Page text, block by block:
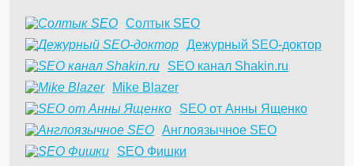
Солтык SEO
Дежурный SEO-доктор
SEO канал Shakin.ru
Mike Blazer
SEO от Анны Ященко
Англоязычное SEO
SEO Фишки